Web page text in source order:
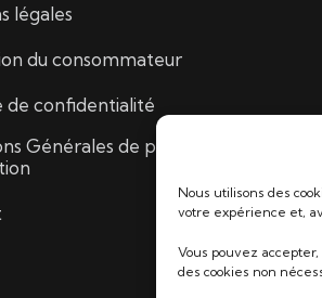
Nous utilisons des
votre expérience et,
Vous pouvez
des cookies non
légales
du consommateur
de confidentialité
Générales de prix et